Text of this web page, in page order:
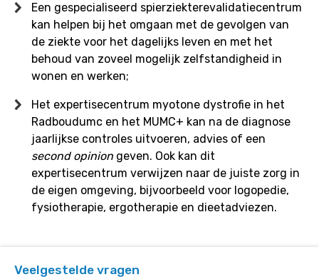
Een gespecialiseerd spierziekterevalidatiecentrum
kan helpen bij het omgaan met de gevolgen van
de ziekte voor het dagelijks leven en met het
behoud van zoveel mogelijk zelfstandigheid in
wonen en werken;
Het expertisecentrum myotone dystrofie in het
Radboudumc en het MUMC+ kan na de diagnose
jaarlijkse controles uitvoeren, advies of een
second opinion geven. Ook kan dit
expertisecentrum verwijzen naar de juiste zorg in
de eigen omgeving, bijvoorbeeld voor logopedie,
fysiotherapie, ergotherapie en dieetadviezen.
Veelgestelde vragen